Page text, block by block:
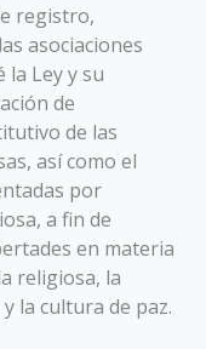
registro,
asociaciones
la Ley y su
de
de las
así como el
por
a fin de
en materia
religiosa, la
la cultura de paz.